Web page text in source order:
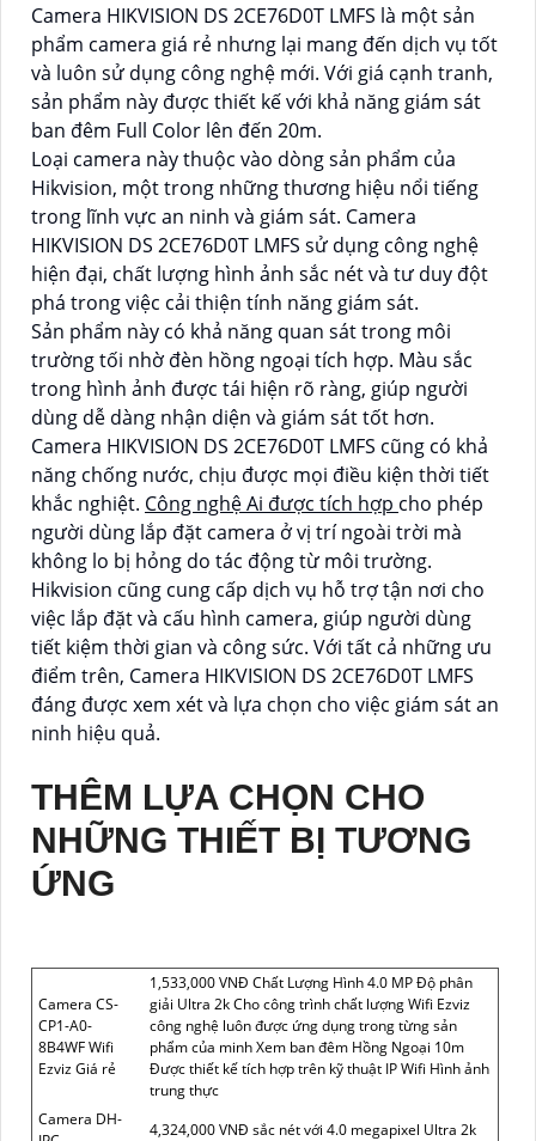
Camera HIKVISION DS 2CE76D0T LMFS là một sản
phẩm camera giá rẻ nhưng lại mang đến dịch vụ tốt
và luôn sử dụng công nghệ mới. Với giá cạnh tranh,
sản phẩm này được thiết kế với khả năng giám sát
ban đêm Full Color lên đến 20m.
Loại camera này thuộc vào dòng sản phẩm của
Hikvision, một trong những thương hiệu nổi tiếng
trong lĩnh vực an ninh và giám sát. Camera
HIKVISION DS 2CE76D0T LMFS sử dụng công nghệ
hiện đại, chất lượng hình ảnh sắc nét và tư duy đột
phá trong việc cải thiện tính năng giám sát.
Sản phẩm này có khả năng quan sát trong môi
trường tối nhờ đèn hồng ngoại tích hợp. Màu sắc
trong hình ảnh được tái hiện rõ ràng, giúp người
dùng dễ dàng nhận diện và giám sát tốt hơn.
Camera HIKVISION DS 2CE76D0T LMFS cũng có khả
năng chống nước, chịu được mọi điều kiện thời tiết
khắc nghiệt. Công nghệ Ai được tích hợp cho phép
người dùng lắp đặt camera ở vị trí ngoài trời mà
không lo bị hỏng do tác động từ môi trường.
Hikvision cũng cung cấp dịch vụ hỗ trợ tận nơi cho
việc lắp đặt và cấu hình camera, giúp người dùng
tiết kiệm thời gian và công sức. Với tất cả những ưu
điểm trên, Camera HIKVISION DS 2CE76D0T LMFS
đáng được xem xét và lựa chọn cho việc giám sát an
ninh hiệu quả.
THÊM LỰA CHỌN CHO
NHỮNG THIẾT BỊ TƯƠNG
ỨNG
Camera CS-
CP1-A0-
8B4WF Wifi
Ezviz Giá rẻ
1,533,000 VNĐ Chất Lượng Hình 4.0 MP Độ phân
giải Ultra 2k Cho công trình chất lượng Wifi Ezviz
công nghệ luôn được ứng dụng trong từng sản
phẩm của minh Xem ban đêm Hồng Ngoại 10m
Được thiết kế tích hợp trên kỹ thuật IP Wifi Hình ảnh
trung thực
Camera DH-
4,324,000 VNĐ sắc nét với 4.0 megapixel Ultra 2k